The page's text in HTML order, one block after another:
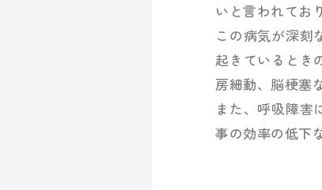
いと言われてお
この病気が深刻
起きているとき
房細動、脳梗塞
また、呼吸障害
事の効率の低下